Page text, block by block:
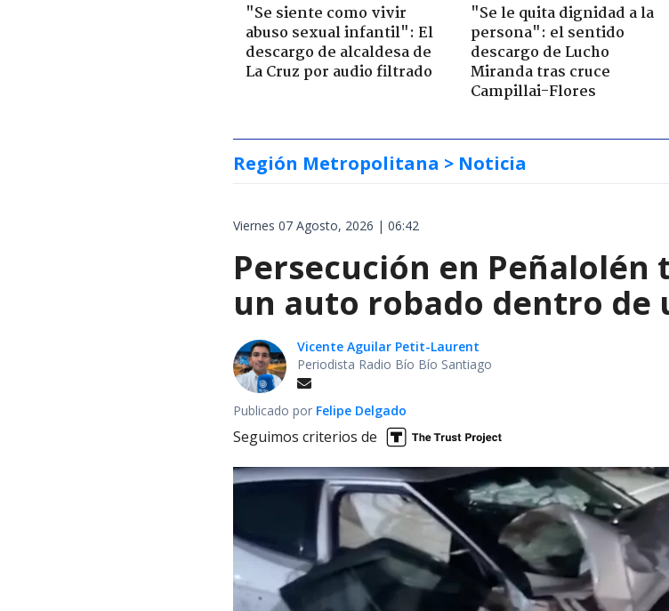
"Se siente como vivir
abuso sexual infantil": El
descargo de alcaldesa de
La Cruz por audio filtrado
"Se le quita dignidad a la
persona": el sentido
descargo de Lucho
Miranda tras cruce
Campillai-Flores
Región Metropolitana > Noticia
Viernes 07 Agosto, 2026 | 06:42
Persecución en
un auto robado dentro de
Vicente Aguilar Petit-Laurent
Periodista Radio Bío Bío Santiago
Publicado por Felipe Delgado
Seguimos criterios de